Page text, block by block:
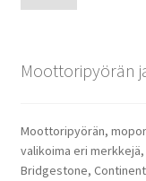
Moottoripyörän
Moottoripyörän,
valikoima eri merkkejä,
Bridgestone,